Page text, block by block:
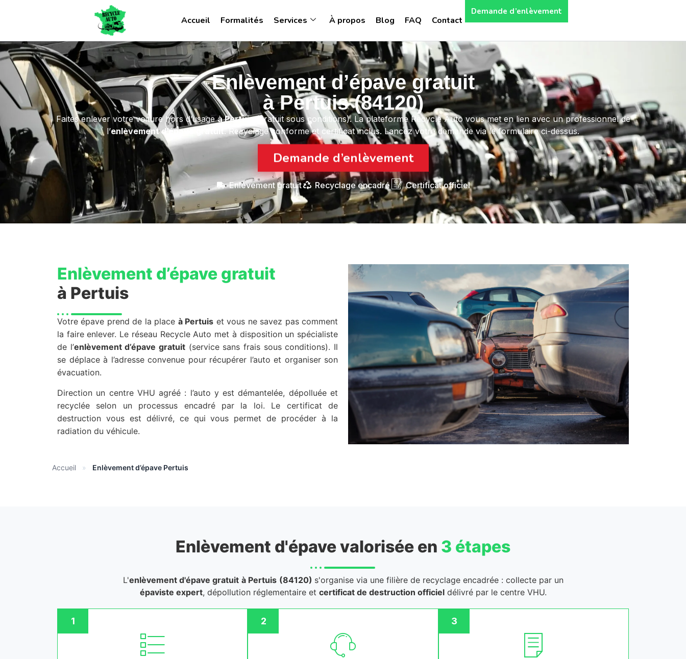
Accueil Formalités Services À propos Blog FAQ Contact
Demande d’enlèvement
Enlèvement d’épave gratuit
à Pertuis (84120)
Faites enlever votre voiture hors d’usageà Pertuis(gratuit sous conditions). La plateforme Recycle Auto vous met en lien avec un professionnel de
l’enlèvement d’épave gratuit. Recyclage conforme et certificat inclus. Lancez votre demande via le formulaire ci-dessus.
Demande d’enlèvement
Enlèvement gratuit Recyclage encadré Certificat officiel
Enlèvement d’épave gratuit
à Pertuis
Votre épave prend de la place à Pertuis et vous ne savez pas comment
la faire enlever. Le réseau Recycle Auto met à disposition un spécialiste
de l’enlèvement d’épave gratuit (service sans frais sous conditions). Il
se déplace à l’adresse convenue pour récupérer l’auto et organiser son
évacuation.
Direction un centre VHU agréé : l’auto y est démantelée, dépolluée et
recyclée selon un processus encadré par la loi. Le certificat de
destruction vous est délivré, ce qui vous permet de procéder à la
radiation du véhicule.
Accueil » Enlèvement d’épave Pertuis
Enlèvement d'épave valorisée en 3 étapes
L'enlèvement d'épave gratuit à Pertuis (84120) s'organise via une filière de recyclage encadrée : collecte par un
épaviste expert, dépollution réglementaire et certificat de destruction officieldélivré par le centre VHU.
1 2 3